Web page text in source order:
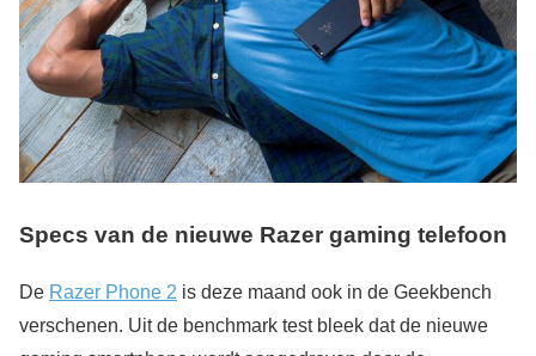
Specs van de nieuwe Razer gaming telefoon
De Razer Phone 2 is deze maand ook in de Geekbench
verschenen. Uit de benchmark test bleek dat de nieuwe